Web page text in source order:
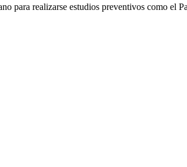
para realizarse estudios preventivos como el